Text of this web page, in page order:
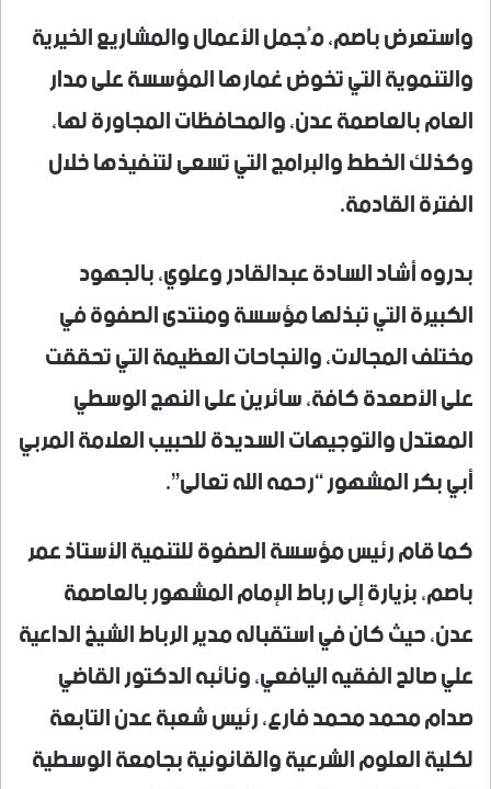
واستعرض باصم، مُجمل الأعمال والمشاريع الخيرية
والتنموية التي تخوض غمارها المؤسسة على مدار
العام بالعاصمة عدن، والمحافظات المجاورة لها،
وكذلك الخطط والبرامج التي تسعى لتنفيذها خلال
الفترة القادمة.
بدروه أشاد السادة عبدالقادر وعلوي، بالجهود
الكبيرة التي تبذلها مؤسسة ومنتدى الصفوة في
مختلف المجالات، والنجاحات العظيمة التي تحققت
على الأصعدة كافة، سائرين على النهج الوسطي
المعتدل والتوجيهات السديدة للحبيب العلامة المربي
أبي بكر المشهور “رحمه الله تعالى”.
كما قام رئيس مؤسسة الصفوة للتنمية الأستاذ عمر
باصم، بزيارة إلى رباط الإمام المشهور بالعاصمة
عدن، حيث كان في استقباله مدير الرباط الشيخ الداعية
علي صالح الفقيه اليافعي، ونائبه الدكتور القاضي
صدام محمد محمد فارع، رئيس شعبة عدن التابعة
لكلية العلوم الشرعية والقانونية بجامعة الوسطية